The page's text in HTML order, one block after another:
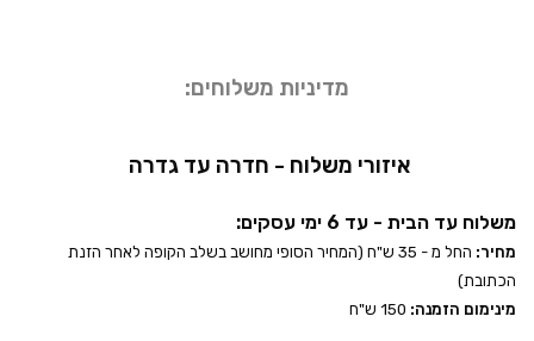
מדיניות משלוחים:
איזורי משלוח - חדרה עד גדרה
משלוח עד הבית - עד 6 ימי עסקים:
מחיר:
החל מ - 35 ש"ח (המחיר הסופי מחושב בשלב הקופה לאחר הזנת
הכתובת)
מינימום הזמנה: